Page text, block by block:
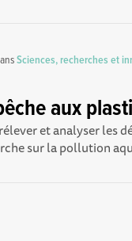
Sciences, recherches et
aux
et analyser les
sur la pollution